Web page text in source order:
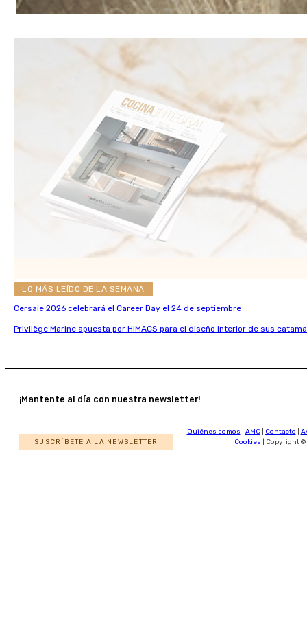
LO MÁS LEÍDO DE LA SEMANA
Cersaie 2026 celebrará el Career Day el 24 de septiembre
Privilège Marine apuesta por HIMACS para el diseño interior de sus
¡Mantente al día con nuestra newsletter!
SUSCRÍBETE A LA NEWSLETTER
Quiénes somos AMC| Contacto
Cookies | Copyright